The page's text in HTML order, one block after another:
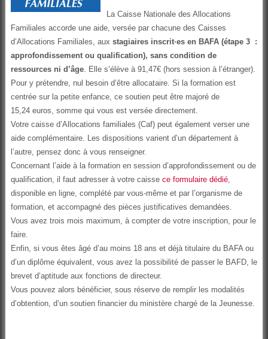
La Caisse Nationale des Allocations
Familiales accorde une aide, versée par chacune des Caisses
d’Allocations Familiales, aux stagiaires inscrit·es en BAFA (étape 3 :
approfondissement ou qualification), sans condition de
ressources ni d’âge. Elle s’élève à 91,47€ (hors session à l’étranger).
Pour y prétendre, nul besoin d’être allocataire. Si la formation est
centrée sur la petite enfance, ce soutien peut être majoré de
15,24 euros, somme qui vous est versée directement.
Votre caisse d’Allocations familiales (Caf) peut également verser une
aide complémentaire. Les dispositions varient d’un département à
l’autre, pensez donc à vous renseigner.
Concernant l’aide à la formation en session d’approfondissement ou de
qualification, il faut adresser à votre caisse ce formulaire dédié,
disponible en ligne, complété par vous-même et par l’organisme de
formation, et accompagné des pièces justificatives demandées.
Vous avez trois mois maximum, à compter de votre inscription, pour le
faire.
Enfin, si vous êtes âgé d’au moins 18 ans et déjà titulaire du BAFA ou
d’un diplôme équivalent, vous avez la possibilité de passer le BAFD, le
brevet d’aptitude aux fonctions de directeur.
Vous pouvez alors bénéficier, sous réserve de remplir les modalités
d’obtention, d’un soutien financier du ministère chargé de la Jeunesse.